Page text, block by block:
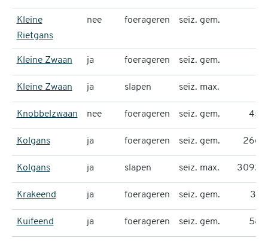
Kleine
Rietgans
nee foerageren seiz. gem.
Kleine Zwaan ja foerageren seiz. gem.
Kleine Zwaan ja slapen seiz. max.
Knobbelzwaan nee foerageren seiz. gem. 454
Kolgans ja foerageren seiz. gem. 2668
Kolgans ja slapen seiz. max. 30929
Krakeend ja foerageren seiz. gem. 397
Kuifeend ja foerageren seiz. gem. 585